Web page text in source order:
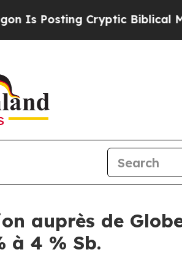
Cryptic Biblical
auprès de
à 4 % Sb.